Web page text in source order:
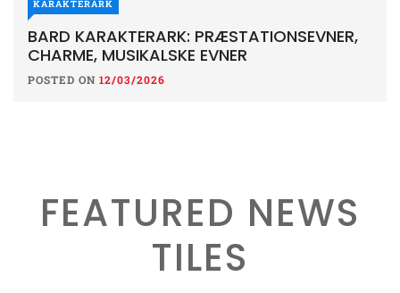
KARAKTERARK
BARD KARAKTERARK: PRÆSTATIONSEVNER,
CHARME, MUSIKALSKE EVNER
POSTED ON 12/03/2026
FEATURED NEWS
TILES